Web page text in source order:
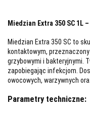
Miedzian Extra 350 SC
Miedzian Extra 350 SC to
kontaktowym,
grzybowymi i bakteryjnymi.
zapobiegając infekcjom.
owocowych, warzywnych
Parametry techniczne: